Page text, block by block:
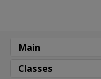
Main
Classes